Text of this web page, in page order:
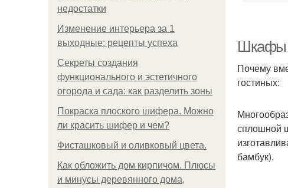
недостатки
Изменение интерьера за 1
выходные: рецепты успеха
Секреты создания
функционального и эстетичного
огорода и сада: как разделить зоны
Покраска плоского шифера. Можно
ли красить шифер и чем?
Фисташковый и оливковый цвета.
Как обложить дом кирпичом. Плюсы
и минусы деревянного дома,
Шкафы
Почему
гостиных:
сплошной
бамбук).